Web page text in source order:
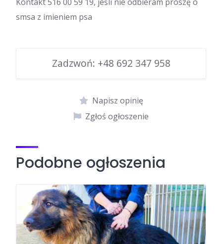
smsa z imieniem psa
Zadzwoń: +48 692 347 958
Napisz opinię
Zgłoś ogłoszenie
Podobne ogłoszenia